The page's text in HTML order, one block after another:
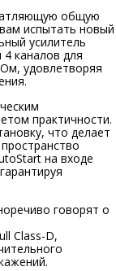
общую
испытать новый
усилитель
4 каналов для
удовлетворяя
практичности.
что делает
на входе
говорят о
Class-D,